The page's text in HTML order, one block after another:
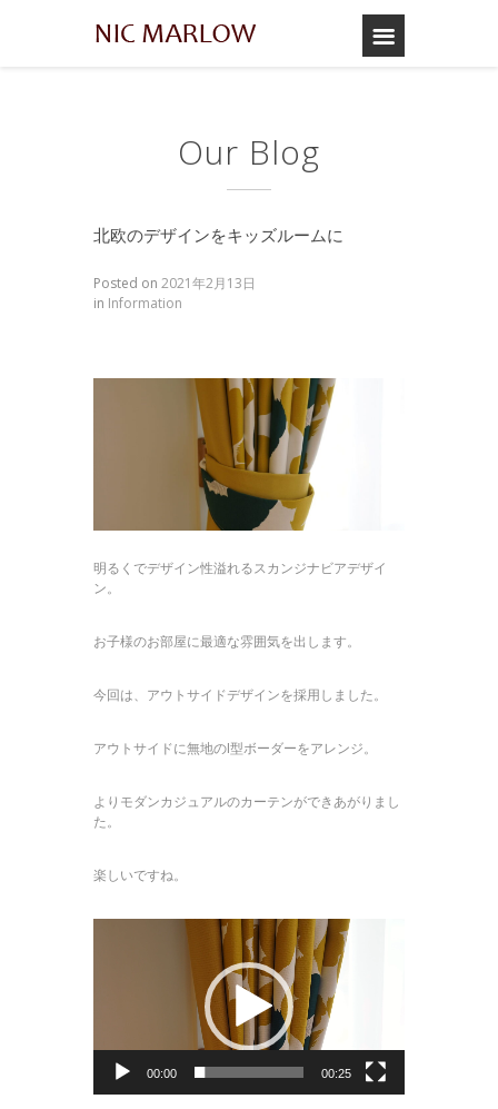
Our Blog
北欧のデザインをキッズルームに
Posted on 2021年2月13日
in Information
明るくでデザイン性溢れるスカンジナビアデザイ
ン。
お子様のお部屋に最適な雰囲気を出します。
今回は、アウトサイドデザインを採用しました。
アウトサイドに無地のI型ボーダーをアレンジ。
よりモダンカジュアルのカーテンができあがりまし
た。
楽しいですね。
ー
00:00 00:25